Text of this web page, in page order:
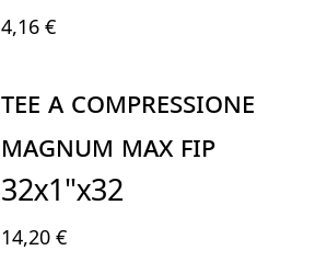
4,16 €
TEE A COMPRESSIONE
MAGNUM MAX FIP
32X1"X32
14,20 €